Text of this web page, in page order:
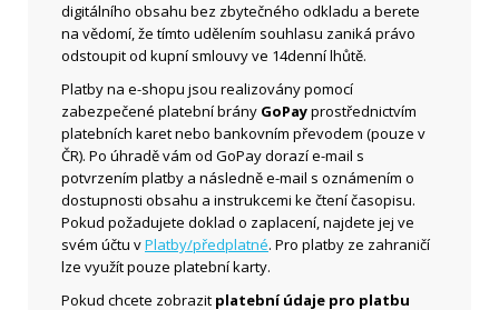
digitálního obsahu bez zbytečného odkladu a berete
na vědomí, že tímto udělením souhlasu zaniká právo
odstoupit od kupní smlouvy ve 14denní lhůtě.
Platby na e-shopu jsou realizovány pomocí
zabezpečené platební brány GoPayprostřednictvím
platebních karet nebo bankovním převodem (pouze v
ČR). Po úhradě vám od GoPay dorazí e-mail s
potvrzením platby a následně e-mail s oznámením o
dostupnosti obsahu a instrukcemi ke čtení časopisu.
Pokud požadujete doklad o zaplacení, najdete jej ve
svém účtu vPlatby/předplatné. Pro platby ze zahraničí
lze využít pouze platební karty.
Pokud chcete zobrazit platební údaje pro platbu